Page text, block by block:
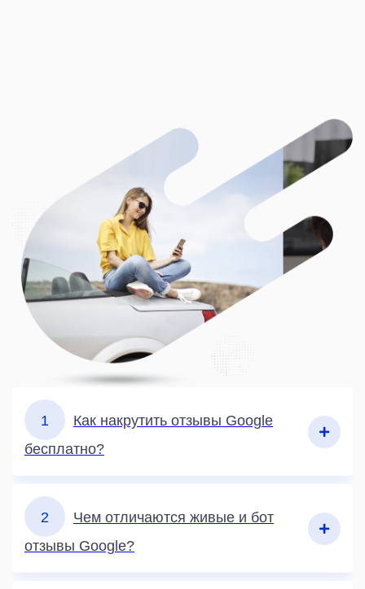
1
Как накрутить отзывы Google
бесплатно?
2
Чем отличаются живые и бот
отзывы Google?